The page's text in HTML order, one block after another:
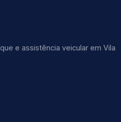
e assistência veicular em Vila